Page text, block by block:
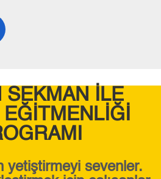
SEKMAN İLE
yetiştirmeyi sevenler.